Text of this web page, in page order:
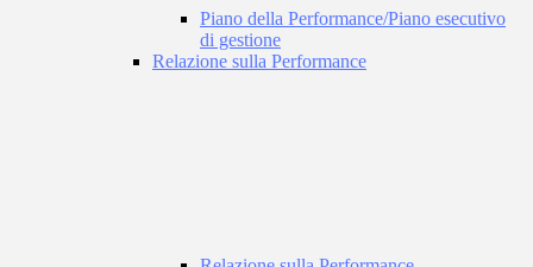
Piano della Performance/Piano esecutivo
di gestione
Relazione sulla Performance